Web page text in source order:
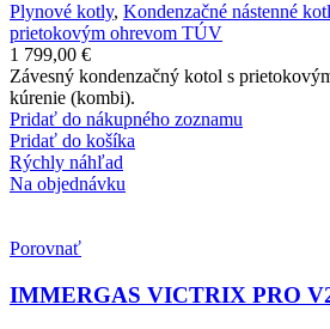
Plynové kotly, Kondenzačné nástenné
prietokovým ohrevom TÚV
1 799,00 €
Závesný kondenzačný kotol s
kúrenie (kombi).
Pridať do nákupného zoznamu
Pridať do košíka
Rýchly náhľad
Na objednávku
Porovnať
IMMERGAS VICTRIX PRO